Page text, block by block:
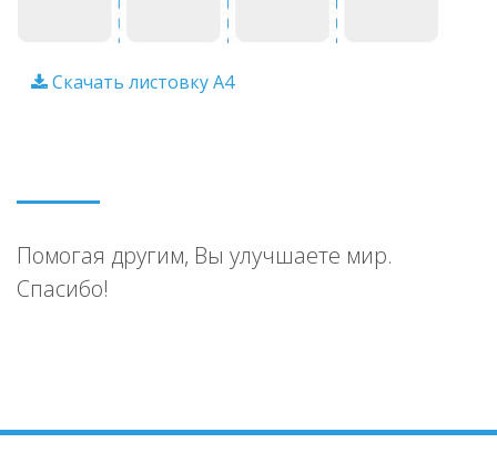
Скачать листовку A4
Помогая другим, Вы улучшаете мир.
Спасибо!